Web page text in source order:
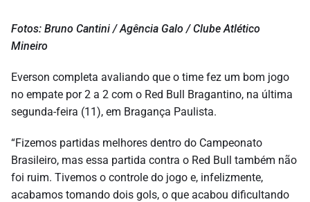
Fotos: Bruno Cantini / Agência Galo / Clube Atlético
Mineiro
Everson completa avaliando que o time fez um bom jogo
no empate por 2 a 2 com o Red Bull Bragantino, na última
segunda-feira (11), em Bragança Paulista.
“Fizemos partidas melhores dentro do Campeonato
Brasileiro, mas essa partida contra o Red Bull também não
foi ruim. Tivemos o controle do jogo e, infelizmente,
acabamos tomando dois gols, o que acabou dificultando